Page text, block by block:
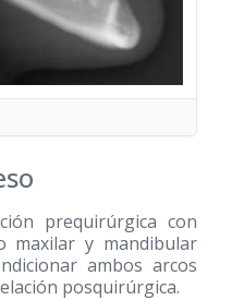
prequirúrgica con
maxilar y mandibular
ambos arcos
posquirúrgica.